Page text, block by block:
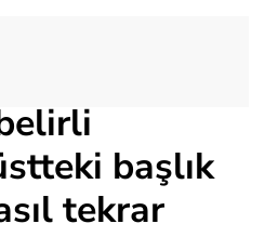
başlık
tekrar